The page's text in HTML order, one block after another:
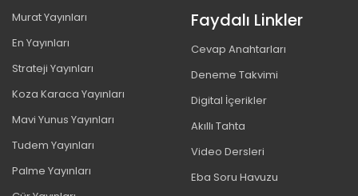
Murat Yayınları
En Yayınları
Strateji Yayınları
Koza Karaca Yayınları
Mavi Yunus Yayınları
Tudem Yayınları
Palme Yayınları
Faydalı Linkler
Cevap Anahtarları
Deneme Takvimi
Digital İçerikler
Akıllı Tahta
Video Dersleri
Eba Soru Havuzu